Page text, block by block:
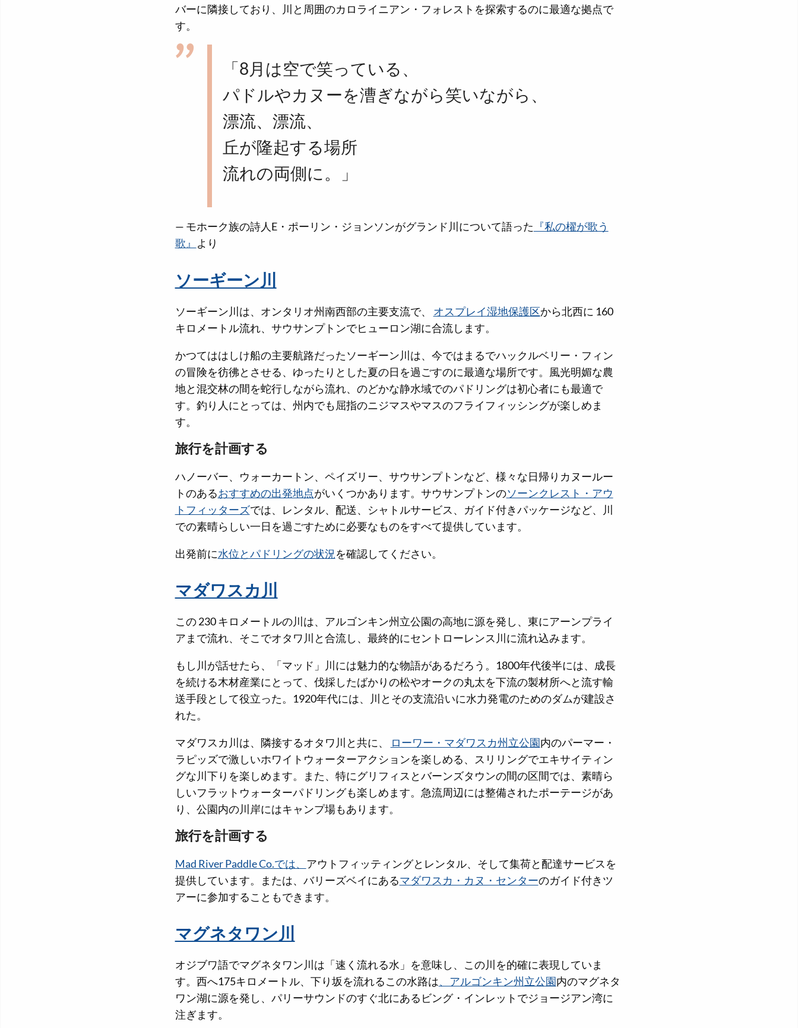
バーに隣接しており、川と周囲のカロライニアン・フォレストを探索するのに最適な拠点で
す。
「8月は空で笑っている、
パドルやカヌーを漕ぎながら笑いながら、
漂流、漂流、
丘が隆起する場所
流れの両側に。」
— モホーク族の詩人E・ポーリン・ジョンソンがグランド川について語った 『私の櫂が歌う
歌』 より
ソーギーン川
ソーギーン川は、オンタリオ州南西部の主要支流で、 オスプレイ湿地保護区から北西に 160
キロメートル流れ、サウサンプトンでヒューロン湖に合流します。
かつてははしけ船の主要航路だったソーギーン川は、今ではまるでハックルベリー・フィン
の冒険を彷彿とさせる、ゆったりとした夏の日を過ごすのに最適な場所です。風光明媚な農
地と混交林の間を蛇行しながら流れ、のどかな静水域でのパドリングは初心者にも最適で
す。釣り人にとっては、州内でも屈指のニジマスやマスのフライフィッシングが楽しめま
す。
旅行を計画する
ハノーバー、ウォーカートン、ペイズリー、サウサンプトンなど、様々な日帰りカヌールー
トのあるおすすめの出発地点がいくつかあります。サウサンプトンのソーンクレスト・アウ
トフィッターズでは、レンタル、配送、シャトルサービス、ガイド付きパッケージなど、川
での素晴らしい一日を過ごすために必要なものをすべて提供しています。
出発前に水位とパドリングの状況を確認してください。
マダワスカ川
この 230 キロメートルの川は、アルゴンキン州立公園の高地に源を発し、東にアーンプライ
アまで流れ、そこでオタワ川と合流し、最終的にセントローレンス川に流れ込みます。
もし川が話せたら、「マッド」川には魅力的な物語があるだろう。1800年代後半には、成長
を続ける木材産業にとって、伐採したばかりの松やオークの丸太を下流の製材所へと流す輸
送手段として役立った。1920年代には、川とその支流沿いに水力発電のためのダムが建設さ
れた。
マダワスカ川は、隣接するオタワ川と共に、 ローワー・マダワスカ州立公園内のパーマー・
ラピッズで激しいホワイトウォーターアクションを楽しめる、スリリングでエキサイティン
グな川下りを楽しめます。また、特にグリフィスとバーンズタウンの間の区間では、素晴ら
しいフラットウォーターパドリングも楽しめます。急流周辺には整備されたポーテージがあ
り、公園内の川岸にはキャンプ場もあります。
旅行を計画する
Mad River Paddle Co.では、 アウトフィッティングとレンタル、そして集荷と配達サービスを
提供しています。または、バリーズベイにあるマダワスカ・カヌ・センターのガイド付きツ
アーに参加することもできます。
マグネタワン川
オジブワ語でマグネタワン川は「速く流れる水」を意味し、この川を的確に表現していま
す。西へ175キロメートル、下り坂を流れるこの水路は、アルゴンキン州立公園内のマグネタ
ワン湖に源を発し、パリーサウンドのすぐ北にあるビング・インレットでジョージアン湾に
注ぎます。